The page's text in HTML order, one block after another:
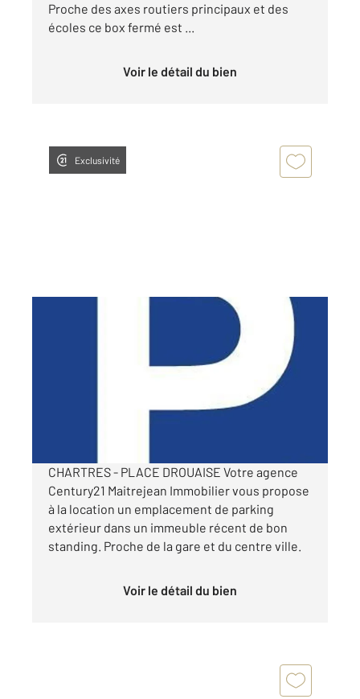
Proche des axes routiers principaux et des
écoles ce box fermé est ...
Voir le détail du bien
Exclusivité
CHARTRES - PLACE DROUAISE Votre agence
Century21 Maitrejean Immobilier vous propose
à la location un emplacement de parking
extérieur dans un immeuble récent de bon
standing. Proche de la gare et du centre ville.
Voir le détail du bien